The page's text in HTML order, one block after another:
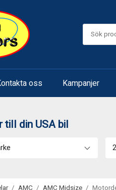
oss Kampanjer
till din USA bil
/ AMC / AMC Midsize /